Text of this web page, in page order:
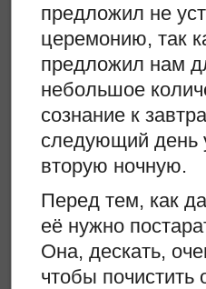
предложил не
церемонию, так
предложил нам
небольшое
сознание к
следующий день
вторую ночную.
Перед тем, как
её нужно
Она, дескать,
чтобы почистить